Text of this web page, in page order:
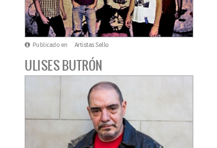
Publicado en Artistas Sello
ULISES BUTRÓN